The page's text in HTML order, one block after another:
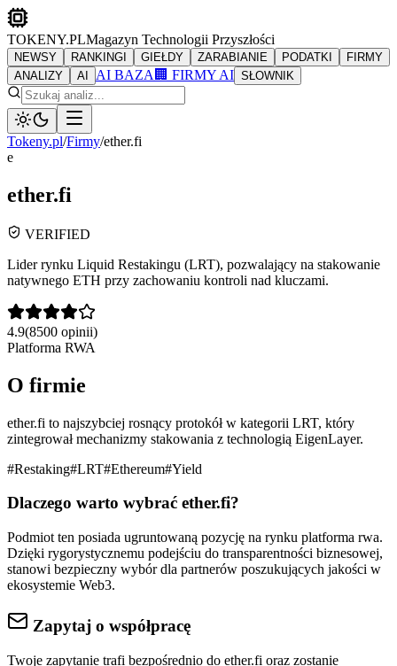
TOKENY.PLMagazyn Technologii Przyszłości
NEWSY RANKINGI GIEŁDY ZARABIANIE PODATKI
FIRMY
ANALIZY
AI AI BAZA 🏢 FIRMY AI SŁOWNIK
Tokeny.pl/Firmy/ether.fi
e
ether.fi
VERIFIED
Lider rynku Liquid Restakingu (LRT), pozwalający na stakowanie
natywnego ETH przy zachowaniu kontroli nad kluczami.
4.9(8500 opinii)
Platforma RWA
O firmie
ether.fi to najszybciej rosnący protokół w kategorii LRT, który
zintegrował mechanizmy stakowania z technologią EigenLayer.
#Restaking#LRT#Ethereum#Yield
Dlaczego warto wybrać ether.fi?
Podmiot ten posiada ugruntowaną pozycję na rynku platforma rwa.
Dzięki rygorystycznemu podejściu do transparentności biznesowej,
stanowi bezpieczny wybór dla partnerów poszukujących jakości w
ekosystemie Web3.
Zapytaj o współpracę
Twoje zapytanie trafi bezpośrednio do ether.fi oraz zostanie